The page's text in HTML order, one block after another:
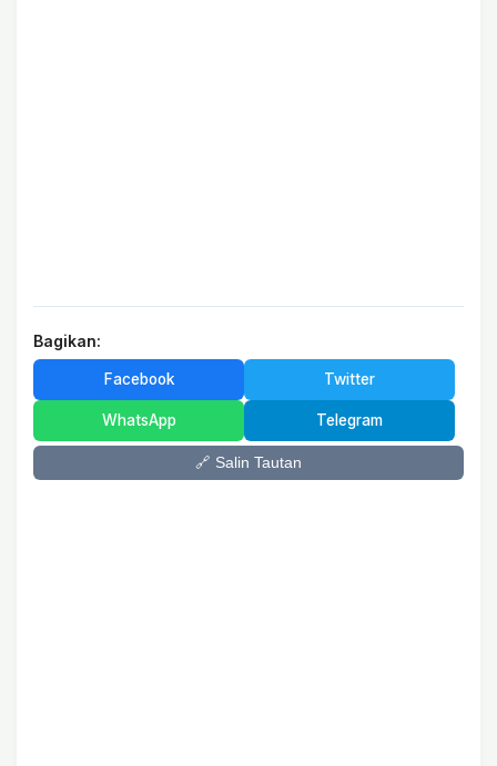
Bagikan:
Facebook Twitter
WhatsApp Telegram
🔗 Salin Tautan